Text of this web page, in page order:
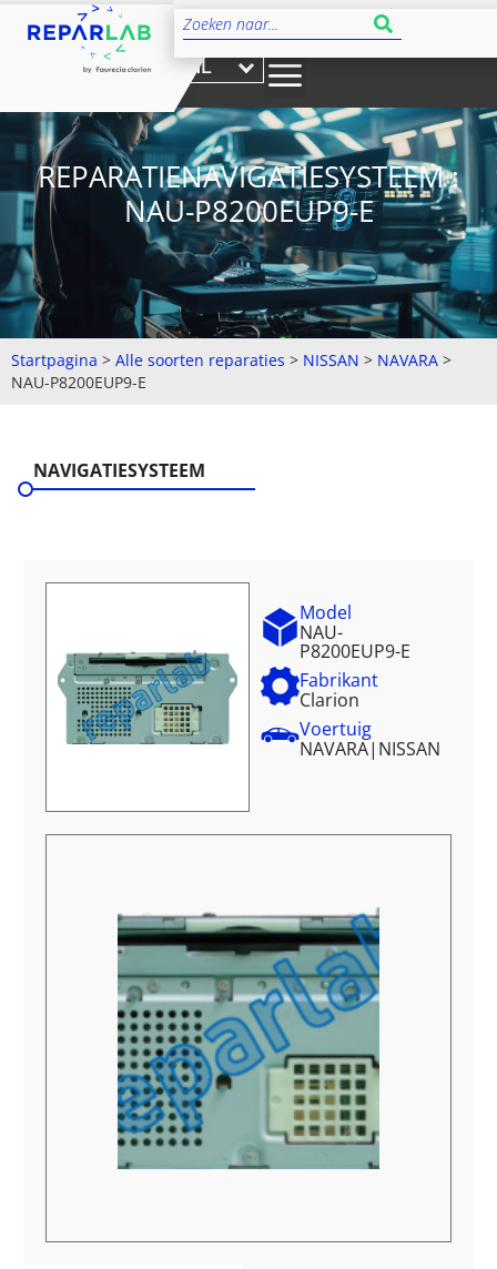
NL
REPARATIENAVIGATIESYSTEEM :
NAU-P8200EUP9-E
Startpagina > Alle soorten reparaties > NISSAN > NAVARA >
NAU-P8200EUP9-E
NAVIGATIESYSTEEM
Model
NAU-
P8200EUP9-E
Fabrikant
Clarion
Voertuig
NAVARA| NISSAN